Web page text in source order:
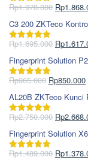
Dinilai5.00
Rp1.978.000 Harga
aslinya
adalah:
Rp
C3 200 ZKTeco
Dinilai5.00
Rp1.695.000 Harga
aslinya
adalah:
Rp
Fingerprint Solution
Dinilai5.00
Rp965.000 Harga
aslinya
adalah:
Rp965.000.
Rp850.000
AL20B ZKTeco Kunci
Dinilai5.00
Rp2.750.000 Harga
aslinya
adalah:
Rp
Fingerprint Solution
Dinilai5.00
Rp1.489.000 Harga
Rp